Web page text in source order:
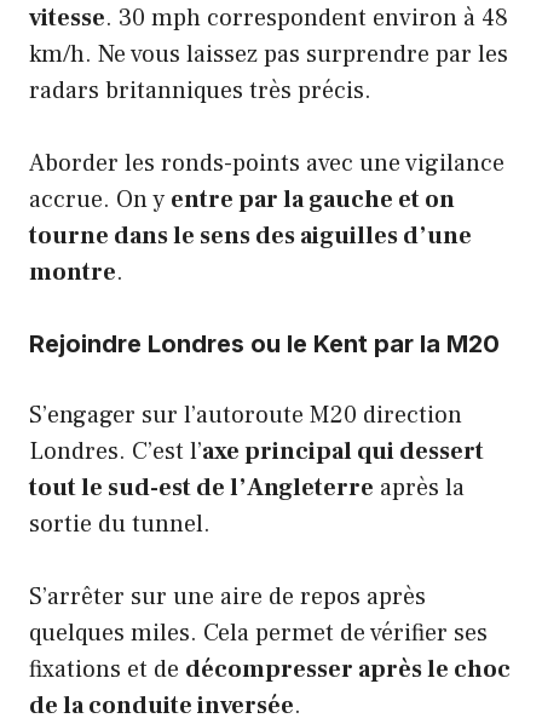
vitesse. 30 mph correspondent environ à 48
km/h. Ne vous laissez pas surprendre par les
radars britanniques très précis.
Aborder les ronds-points avec une vigilance
accrue. On y entre par la gauche et on
tourne dans le sens des aiguilles d’une
montre.
Rejoindre Londres ou le Kent par la M20
S’engager sur l’autoroute M20 direction
Londres. C’est l’axe principal qui dessert
tout le sud-est de l’Angleterre après la
sortie du tunnel.
S’arrêter sur une aire de repos après
quelques miles. Cela permet de vérifier ses
fixations et de décompresser après le choc
de la conduite inversée.